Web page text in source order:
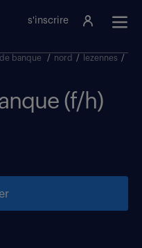
s'inscrire
banque / nord / lezennes /
(f/h)